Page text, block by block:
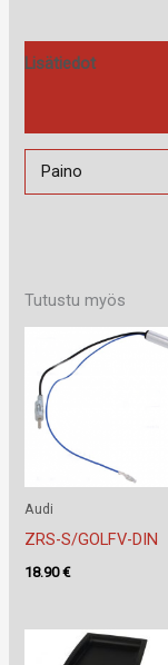
Lisätiedot
Paino
Tutustu myös
Audi
ZRS-S/GOLFV-DIN
18.90€